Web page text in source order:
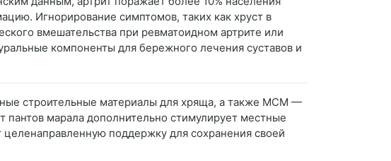
Игнорирование симптомов, таких как хруст в
вмешательства при ревматоидном артрите или
компоненты для бережного лечения суставов и
строительные материалы для хряща, а также МСМ —
пантов марала дополнительно стимулирует местные
поддержку для сохранения своей